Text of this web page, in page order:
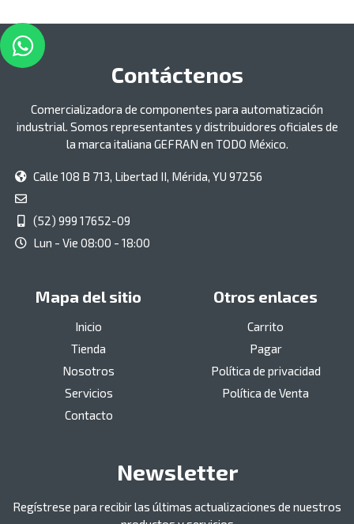
Contáctenos
Comercializadora de componentes para automatización
industrial. Somos representantes y distribuidores oficiales de
la marca italiana GEFRAN en TODO México.
Calle 108 B 713, Libertad II, Mérida, YU 97256
(52) 999 17652-09
Lun - Vie 08:00 - 18:00
Mapa del sitio
Inicio
Tienda
Nosotros
Servicios
Contacto
Otros enlaces
Carrito
Pagar
Política de privacidad
Política de Venta
Newsletter
Regístrese para recibir las últimas actualizaciones de nuestros